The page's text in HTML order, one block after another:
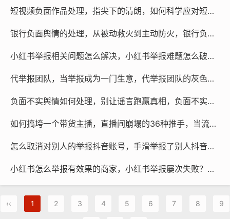
短视频负面作品处理，指尖下的清朗，如何科学应对短视频负面作品
银行负面舆情的处理，从被动救火到主动防火，银行负面舆情处理的思维跃迁
小红书举报相关问题怎么解决，小红书举报难题怎么破？高效维权与自救指南
代举报团队，当举报成为一门生意，代举报团队的灰色江湖
负面不实舆情如何处理，别让谣言跑赢真相，负面不实舆情的三步破局法
如何搞垮一个带货主播，直播间崩塌的36种推手，当流量猎杀成为一门生意
怎么取消对别人的举报抖音账号，手滑举报了别人抖音号，这份撤回指南或许能帮你
小红书怎么举报有效果的商家，小红书举报屡次失败？教你如何让无良商家真正凉凉
‹‹ 1 2 3 4 5 6 7 8 9